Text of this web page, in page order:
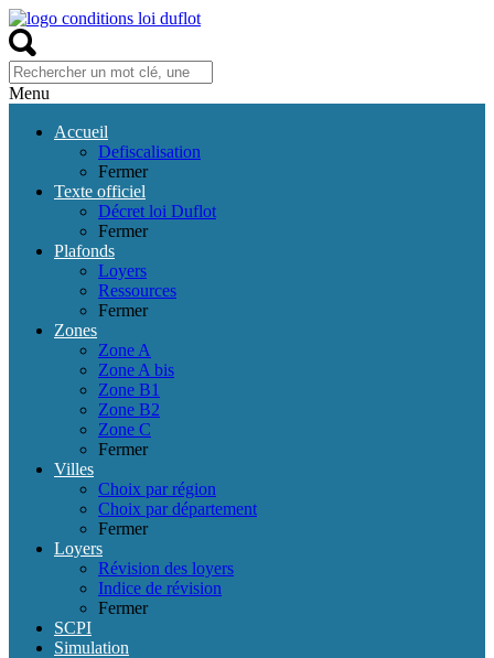
Menu
Accueil
Defiscalisation
Fermer
Texte officiel
Décret loi Duflot
Fermer
Plafonds
Loyers
Ressources
Fermer
Zones
Zone A
Zone A bis
Zone B1
Zone B2
Zone C
Fermer
Villes
Choix par région
Choix par département
Fermer
Loyers
Révision des loyers
Indice de révision
Fermer
SCPI
Simulation